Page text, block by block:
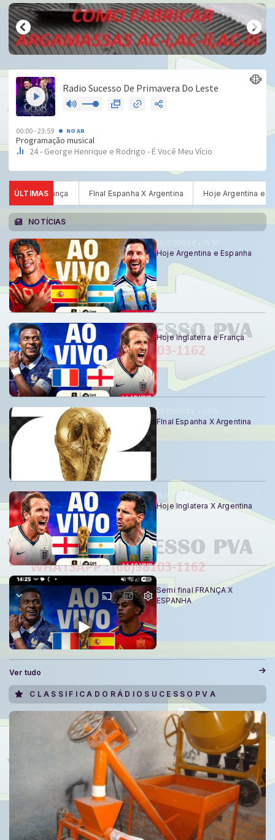
ÚLTIMAS
Hoje Argentina e Espanha Hoje Inglaterra e França FInal
NOTÍCIAS
Hoje Argentina e Espanha
18/07/2026 • 15:14
Hoje Inglaterra e França
FInal Espanha X Argentina
15/07/2026 • 13:52
Hoje Inglatera X Argentina
14/07/2026 • 14:27
Semi final FRANÇA X
ESPANHA
Ver tudo
C L A S S I F I C A D O R Á D I O S U C E S S O P V A